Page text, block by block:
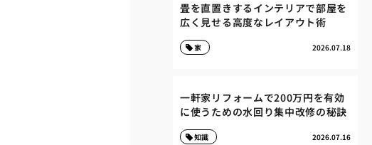
畳を直置きするインテリアで部屋を
広く見せる高度なレイアウト術
2026.07.18
家
一軒家リフォームで200万円を有効
に使うための水回り集中改修の秘訣
2026.07.16
知識